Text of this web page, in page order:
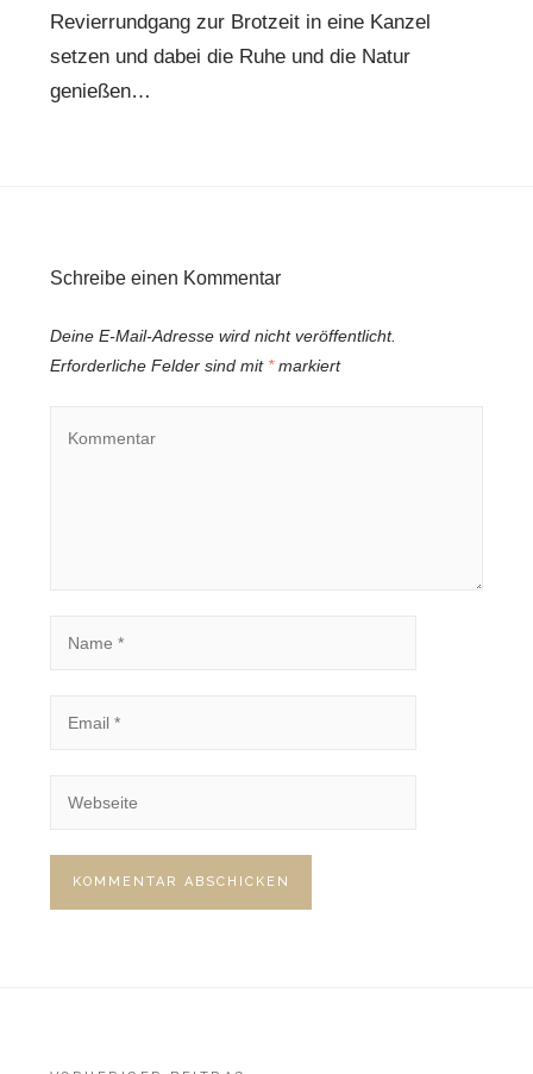
Revierrundgang zur Brotzeit in eine Kanzel
setzen und dabei die Ruhe und die Natur
genießen…
Schreibe einen Kommentar
Deine E-Mail-Adresse wird nicht veröffentlicht.
Erforderliche Felder sind mit *markiert